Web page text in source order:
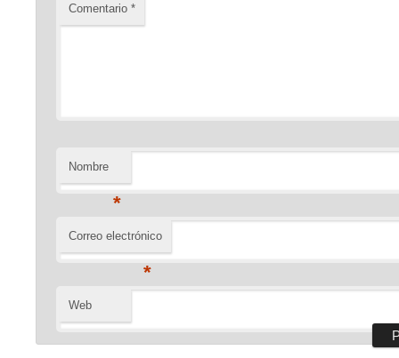
Comentario*
Nombre
*
Correo electrónico
*
Web